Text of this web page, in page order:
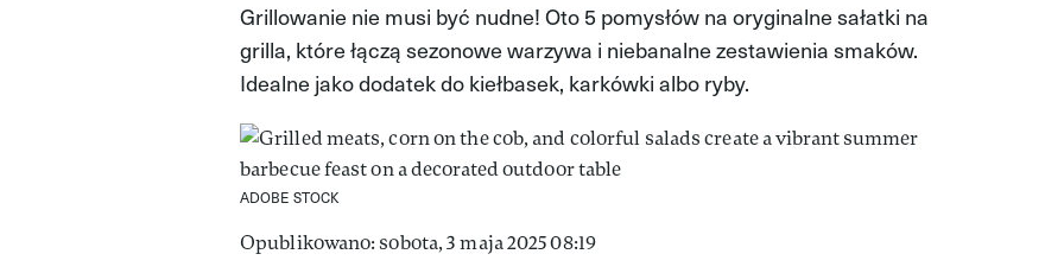
Grillowanie nie musi być nudne! Oto 5 pomysłów na oryginalne sałatki na
grilla, które łączą sezonowe warzywa i niebanalne zestawienia smaków.
Idealne jako dodatek do kiełbasek, karkówki albo ryby.
ADOBE STOCK
Opublikowano: sobota, 3 maja 2025 08:19